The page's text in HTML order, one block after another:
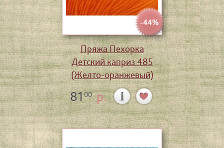
-44%
Пряжа Пехорка
Детский каприз 485
(Желто-оранжевый)
8100р.